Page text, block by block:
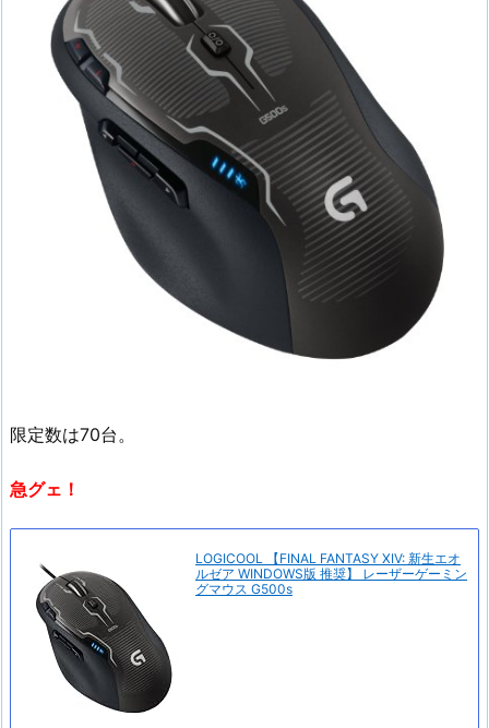
限定数は70台。
急グェ！
LOGICOOL 【FINAL FANTASY XIV: 新生エオ
ルゼア WINDOWS版 推奨】 レーザーゲーミン
グマウス G500s